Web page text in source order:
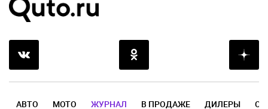
АВТО МОТО ЖУРНАЛ В ПРОДАЖЕ ДИЛЕРЫ